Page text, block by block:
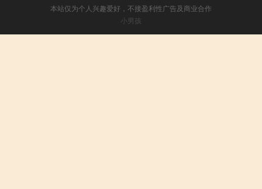
本站仅为个人兴趣爱好，不接盈利性广告及商业合作
小男孩